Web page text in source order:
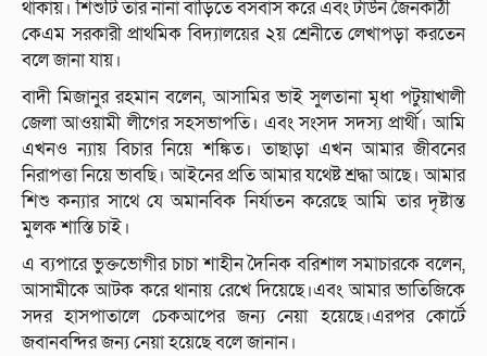
থাকায়। শিশুটি তার নানা বাড়িতে বসবাস করে এবং টাউন জৈনকাঠী
কেএম সরকারী প্রাথমিক বিদ্যালয়ের ২য় শ্রেনীতে লেখাপড়া করতেন
বলে জানা যায়।
বাদী মিজানুর রহমান বলেন, আসামির ভাই সুলতানা মৃধা পটুয়াখালী
জেলা আওয়ামী লীগের সহসভাপতি। এবং সংসদ সদস্য প্রার্থী। আমি
এখনও ন্যায় বিচার নিয়ে শঙ্কিত। তাছাড়া এখন আমার জীবনের
নিরাপত্তা নিয়ে ভাবছি। আইনের প্রতি আমার যথেষ্ট শ্রদ্ধা আছে। আমার
শিশু কন্যার সাথে যে অমানবিক নির্যাতন করেছে আমি তার দৃষ্টান্ত
মুলক শাস্তি চাই।
এ ব্যপারে ভুক্তভোগীর চাচা শাহীন দৈনিক বরিশাল সমাচারকে বলেন,
আসামীকে আটক করে থানায় রেখে দিয়েছে।এবং আমার ভাতিজিকে
সদর হাসপাতালে চেকআপের জন্য নেয়া হয়েছে।এরপর কোর্টে
জবানবন্দির জন্য নেয়া হয়েছে বলে জানান।